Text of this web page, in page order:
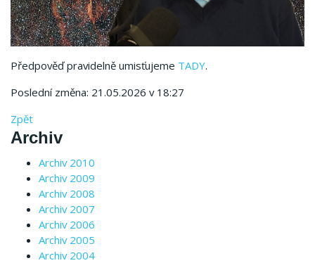
Předpověď pravidelně umisťujeme TADY.
Poslední změna: 21.05.2026 v 18:27
Zpět
Archiv
Archiv 2010
Archiv 2009
Archiv 2008
Archiv 2007
Archiv 2006
Archiv 2005
Archiv 2004